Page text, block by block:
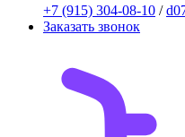
+7 (915) 304-08-10 /
Заказать звонок